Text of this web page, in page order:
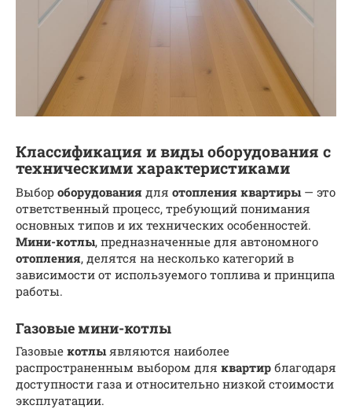
Классификация и виды оборудования с
техническими характеристиками
Выбор оборудования для отопления квартиры— это
ответственный процесс, требующий понимания
основных типов и их технических особенностей.
Мини-котлы, предназначенные для автономного
отопления, делятся на несколько категорий в
зависимости от используемого топлива и принципа
работы.
Газовые мини-котлы
Газовые котлыявляются наиболее
распространенным выбором для квартир благодаря
доступности газа и относительно низкой стоимости
эксплуатации.